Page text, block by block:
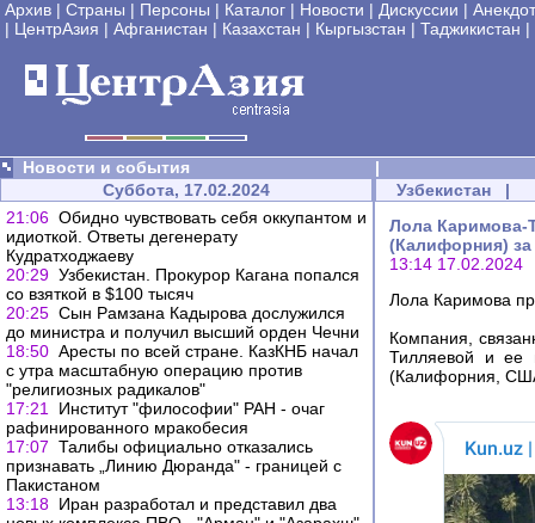
Архив | Страны | Персоны | Каталог | Новости | Дискуссии |
| ЦентрАзия | Афганистан | Казахстан | Кыргызстан | Таджикистан |
Новости и события
|
Суббота, 17.02.2024
21:06 Обидно чувствовать себя оккупантом и
идиоткой. Ответы дегенерату
Кудратходжаеву
20:29 Узбекистан. Прокурор Кагана попался
со взяткой в $100 тысяч
20:25 Сын Рамзана Кадырова дослужился
до министра и получил высший орден Чечни
18:50 Аресты по всей стране. КазКНБ начал
с утра масштабную операцию против
"религиозных радикалов"
17:21
Институт "философии" РАН - очаг
рафинированного мракобесия
17:07 Талибы официально отказались
признавать „Линию Дюранда" - границей с
Пакистаном
13:18 Иран разработал и представил два
Узбекистан |
Лола Каримова-
(Калифорния) за
13:14 17.02.2024
Лола Каримова
Компания,
Тилляевой и ее
(Калифорния,